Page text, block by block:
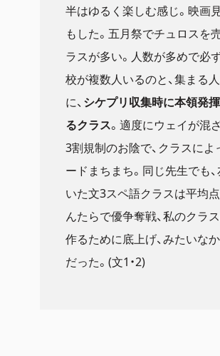
半はゆるく楽しむ感じ。映画
もした。五月祭でチュロスを
ラスが多い。人数が多めで必
校が複数人いるのと、集まる
に、 シケプリ収集時に本領発
るクラス。適度にウェイが混
3割規制のお陰で、クラスによ
ードまちまち。同じ先生でも
いた文3スペ語クラスは平均
んたらで優争奪戦、私のクラ
作るために底上げ、みたいな
だった。(文1・2)